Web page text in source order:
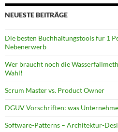
NEUESTE BEITRÄGE
Die besten Buchhaltungstools für 1
Nebenerwerb
Wer braucht noch die
Wahl!
Scrum Master vs. Product Owner
DGUV Vorschriften: was
Software-Patterns – Architektur-